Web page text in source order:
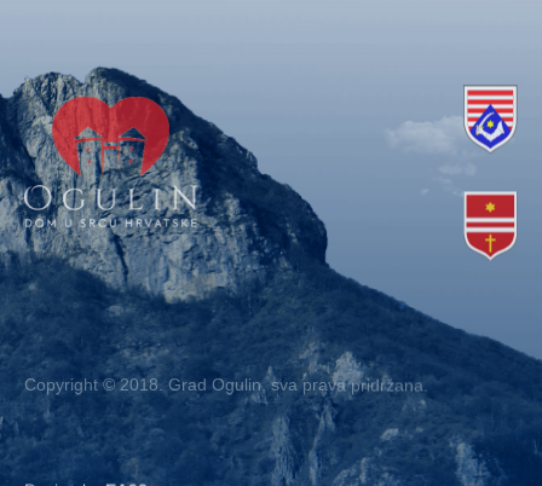
Copyright © 2018. Grad Ogulin, sva prava pridržana.
Design by EA93